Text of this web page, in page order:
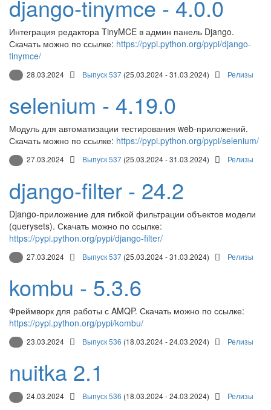
django-tinymce - 4.0.0
Интеграция редактора TinyMCE в админ панель Django.
Скачать можно по ссылке: https://pypi.python.org/pypi/django-
tinymce/
28.03.2024 Выпуск 537 (25.03.2024 - 31.03.2024) Релизы
selenium - 4.19.0
Модуль для автоматизации тестирования web-приложений.
Скачать можно по ссылке: https://pypi.python.org/pypi/selenium/
27.03.2024 Выпуск 537 (25.03.2024 - 31.03.2024) Релизы
django-filter - 24.2
Django-приложение для гибкой фильтрации объектов модели
(querysets). Скачать можно по ссылке:
https://pypi.python.org/pypi/django-filter/
27.03.2024 Выпуск 537 (25.03.2024 - 31.03.2024) Релизы
kombu - 5.3.6
Фреймворк для работы с AMQP. Скачать можно по ссылке:
https://pypi.python.org/pypi/kombu/
23.03.2024 Выпуск 536 (18.03.2024 - 24.03.2024) Релизы
nuitka 2.1
24.03.2024 Выпуск 536 (18.03.2024 - 24.03.2024) Релизы